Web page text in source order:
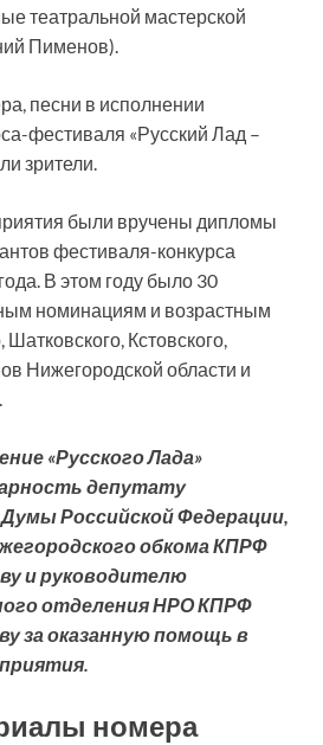
театральной мастерской
Пименов).
песни в исполнении
фестиваля «Русский Лад –
зрители.
были вручены дипломы
фестиваля-конкурса
В этом году было 30
номинациям и возрастным
Шатковского, Кстовского,
Нижегородской области и
«Русского Лада»
депутату
Российской Федерации,
обкома КПРФ
и руководителю
отделения НРО КПРФ
за оказанную помощь в
номера